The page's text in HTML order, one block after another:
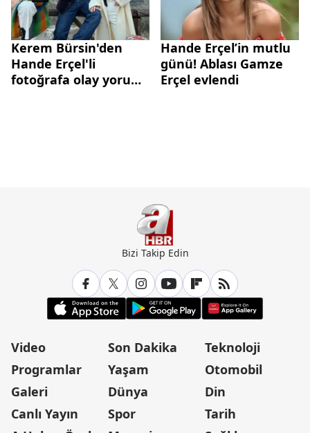
Kerem Bürsin'den
Hande Erçel'li
fotoğrafa olay yorum:
Hande Erçel’in mutlu
günü! Ablası Gamze
Erçel evlendi
Bizi Takip Edin
Video
Programlar
Galeri
Canlı Yayın
Son Dakika
Yaşam
Dünya
Spor
Teknoloji
Otomobil
Din
Tarih